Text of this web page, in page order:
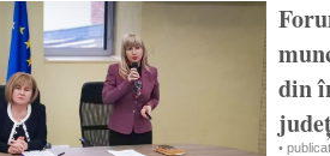
din
•